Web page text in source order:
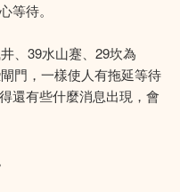
等待。
、39水山蹇、29坎為
門，一樣使人有拖延等待
還有些什麼消息出現，會